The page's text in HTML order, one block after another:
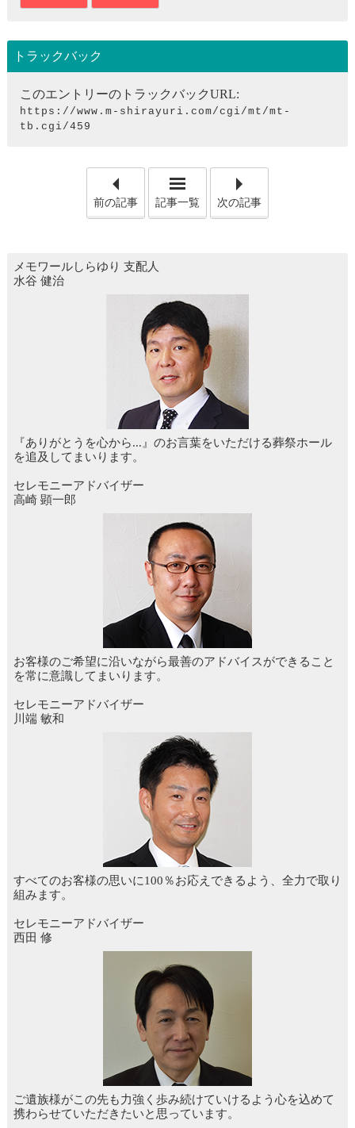
トラックバック
このエントリーのトラックバックURL:
https://www.m-shirayuri.com/cgi/mt/mt-
tb.cgi/459
前の記事 記事一覧 次の記事
メモワールしらゆり 支配人
水谷 健治
『ありがとうを心から...』のお言葉をいただける葬祭ホール
を追及してまいります。
セレモニーアドバイザー
高崎 顕一郎
お客様のご希望に沿いながら最善のアドバイスができること
を常に意識してまいります。
セレモニーアドバイザー
川端 敏和
すべてのお客様の思いに100％お応えできるよう、全力で取り
組みます。
セレモニーアドバイザー
西田 修
ご遺族様がこの先も力強く歩み続けていけるよう心を込めて
携わらせていただきたいと思っています。